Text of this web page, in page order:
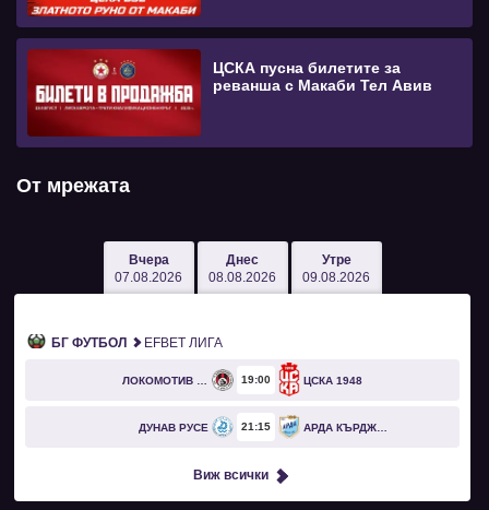
ЦСКА пусна билетите за
реванша с Макаби Тел Авив
От мрежата
Вчера
07.08.2026
Днес
08.08.2026
Утре
09.08.2026
БГ ФУТБОЛ EFBET ЛИГА
19 00 ЦСКА 1948
ДУНАВ РУСЕ 21 15 АРДА КЪРДЖАЛИ
Виж всички